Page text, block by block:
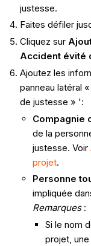
justesse.
Faites défiler
Cliquez sur
Accident évité
Ajoutez les
panneau latéral
de justesse » ':
Compagnie
de la
justesse. Voir
projet.
Personne
impliquée
Remarques:
Si le nom
projet,